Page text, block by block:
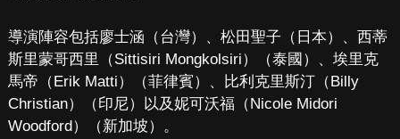
導演陣容包括廖士涵（台灣）、松田聖子（日本）、西蒂
斯里蒙哥西里（Sittisiri Mongkolsiri）（泰國）、埃里克
馬帝（Erik Matti）（菲律賓）、比利克里斯汀（Billy
Christian）（印尼）以及妮可沃福（Nicole Midori
Woodford）（新加坡）。